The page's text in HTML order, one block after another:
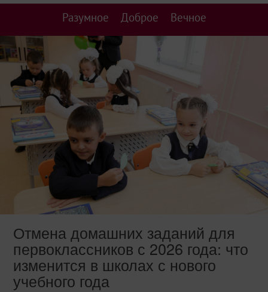
Разумное Доброе Вечное
Отмена домашних заданий для
первоклассников с 2026 года: что
изменится в школах с нового
учебного года